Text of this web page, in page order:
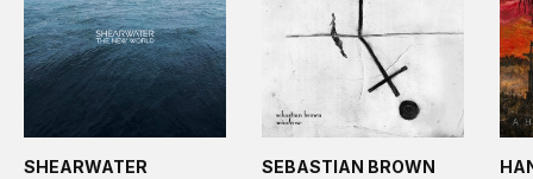
SHEARWATER
SEBASTIAN BROWN